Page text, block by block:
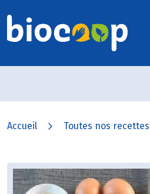
Accueil Toutes nos recettes